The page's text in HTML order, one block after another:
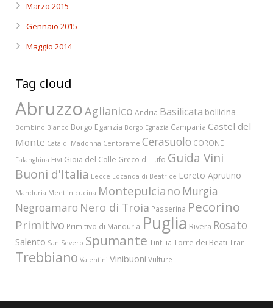
Marzo 2015
Gennaio 2015
Maggio 2014
Tag cloud
AbruzzoAglianico Andria Basilicata bollicina
Bombino Bianco Borgo Eganzia Borgo Egnazia Campania Castel del
Monte Cataldi Madonna Centorame Cerasuolo CORONE
Falanghina Fivi Gioia del Colle Greco di Tufo Guida Vini
Buoni d'Italia Lecce Locanda di Beatrice Loreto Aprutino
Manduria Meet in cucina Montepulciano Murgia
Negroamaro Nero di Troia Passerina Pecorino
Primitivo Primitivo di Manduria Puglia Rivera Rosato
Salento San Severo Spumante Tintilia Torre dei Beati Trani
Trebbiano Valentini Vinibuoni Vulture